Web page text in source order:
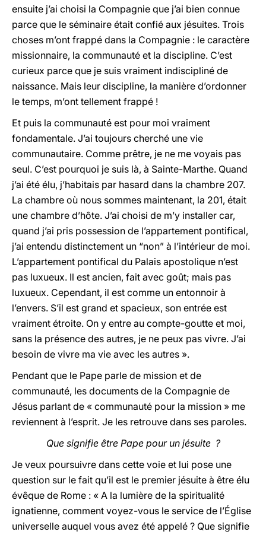
ensuite j’ai choisi la Compagnie que j’ai bien connue
parce que le séminaire était confié aux jésuites. Trois
choses m’ont frappé dans la Compagnie : le caractère
missionnaire, la communauté et la discipline. C’est
curieux parce que je suis vraiment indiscipliné de
naissance. Mais leur discipline, la manière d’ordonner
le temps, m’ont tellement frappé !
Et puis la communauté est pour moi vraiment
fondamentale. J’ai toujours cherché une vie
communautaire. Comme prêtre, je ne me voyais pas
seul. C’est pourquoi je suis là, à Sainte-Marthe. Quand
j’ai été élu, j’habitais par hasard dans la chambre 207.
La chambre où nous sommes maintenant, la 201, était
une chambre d’hôte. J’ai choisi de m’y installer car,
quand j’ai pris possession de l’appartement pontifical,
j’ai entendu distinctement un “non” à l’intérieur de moi.
L’appartement pontifical du Palais apostolique n’est
pas luxueux. Il est ancien, fait avec goût; mais pas
luxueux. Cependant, il est comme un entonnoir à
l’envers. S’il est grand et spacieux, son entrée est
vraiment étroite. On y entre au compte-goutte et moi,
sans la présence des autres, je ne peux pas vivre. J’ai
besoin de vivre ma vie avec les autres ».
Pendant que le Pape parle de mission et de
communauté, les documents de la Compagnie de
Jésus parlant de « communauté pour la mission » me
reviennent à l’esprit. Je les retrouve dans ses paroles.
Que signifie être Pape pour un jésuite ?
Je veux poursuivre dans cette voie et lui pose une
question sur le fait qu’il est le premier jésuite à être élu
évêque de Rome : « A la lumière de la spiritualité
ignatienne, comment voyez-vous le service de l’Église
universelle auquel vous avez été appelé ? Que signifie